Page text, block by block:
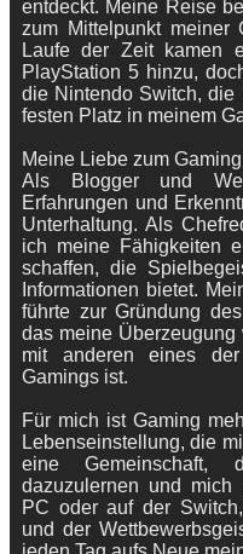
entdeckt. Meine Reise
zum Mittelpunkt meiner
Laufe der Zeit kamen
PlayStation 5 hinzu,
die Nintendo Switch, die
festen Platz in meinem
Meine Liebe zum
Als Blogger und
Erfahrungen und
Unterhaltung. Als
ich meine Fähigkeiten
schaffen, die
Informationen bietet.
führte zur Gründung
das meine
mit anderen eines
Gamings ist.
Für mich ist Gaming
Lebenseinstellung, die
eine Gemeinschaft,
dazuzulernen und mich
PC oder auf der
und der